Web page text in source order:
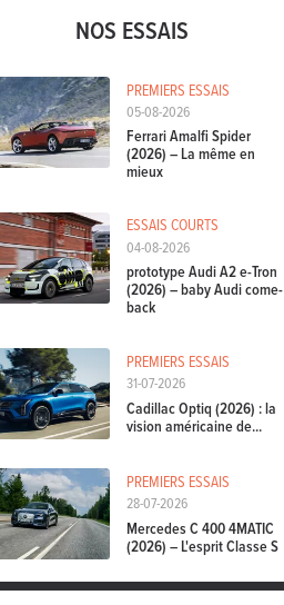
NOS ESSAIS
PREMIERS ESSAIS
05-08-2026
Ferrari Amalfi Spider
(2026) – La même en
mieux
ESSAIS COURTS
04-08-2026
prototype Audi A2 e-Tron
(2026) – baby Audi come-
back
PREMIERS ESSAIS
31-07-2026
Cadillac Optiq (2026) : la
vision américaine de...
PREMIERS ESSAIS
28-07-2026
Mercedes C 400 4MATIC
(2026) – L'esprit Classe S